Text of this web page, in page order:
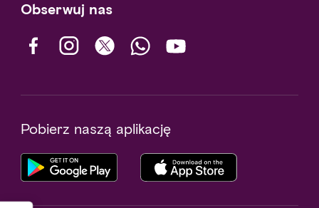
Obserwuj nas
Pobierz naszą aplikację